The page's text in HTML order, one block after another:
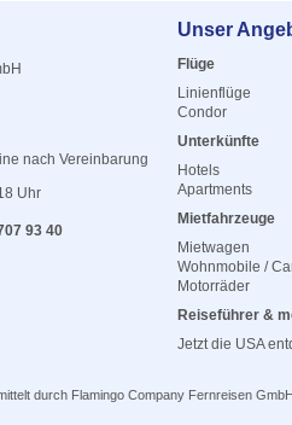
nach Vereinbarung
Uhr
93 40
Unser
Flüge
Linienflüge
Condor
Unterkünfte
Hotels
Apartments
Mietfahrzeuge
Mietwagen
Wohnmobile /
Motorräder
Reiseführer &
Jetzt die USA
durch Flamingo Company Fernreisen